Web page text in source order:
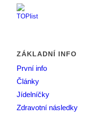
ZÁKLADNÍ INFO
První info
Články
Jídelníčky
Zdravotní následky